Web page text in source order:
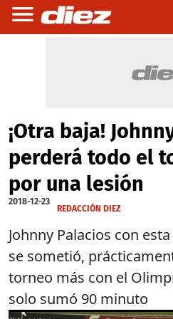
¡Otra baja!
perderá todo el
por una lesión
2018-12-23
REDACCIÓN DIEZ
Johnny Palacios con
se sometió,
torneo más con el
solo sumó 90 minuto